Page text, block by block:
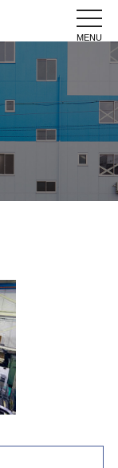
toggle